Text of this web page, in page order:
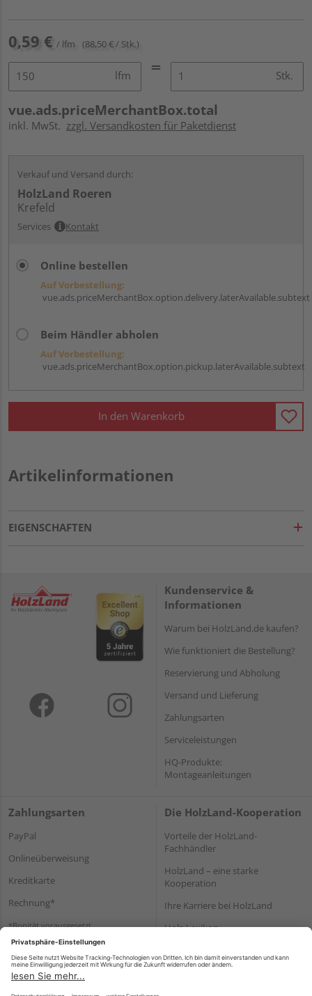
0,59 € / lfm (88,50 € / Stk.)
lfm Stk.
vue.ads.priceMerchantBox.total
inkl. MwSt. zzgl. Versandkosten für Paketdienst
Verkauf und Versand durch:
HolzLand Roeren
Krefeld
Services Kontakt
Online bestellen
Auf Vorbestellung:
vue.ads.priceMerchantBox.option.delivery.laterAvailable.subtext
Beim Händler abholen
Auf Vorbestellung:
vue.ads.priceMerchantBox.option.pickup.laterAvailable.subtext
In den Warenkorb
Artikelinformationen
EIGENSCHAFTEN
Kundenservice &
Informationen
Warum bei HolzLand.de kaufen?
Wie funktioniert die Bestellung?
Reservierung und Abholung
Versand und Lieferung
Zahlungsarten
Serviceleistungen
HQ-Produkte:
Montageanleitungen
Zahlungsarten
PayPal
Onlineüberweisung
Kreditkarte
Rechnung*
*Bonität vorausgesetzt
Die HolzLand-Kooperation
Vorteile der HolzLand-
Fachhändler
HolzLand – eine starke
Kooperation
Ihre Karriere bei HolzLand
Holz-Lexikon